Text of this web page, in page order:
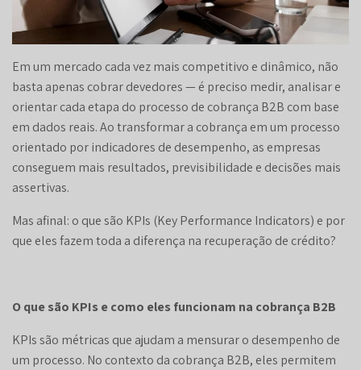
Em um mercado cada vez mais competitivo e dinâmico, não
basta apenas cobrar devedores — é preciso medir, analisar e
orientar cada etapa do processo de cobrança B2B com base
em dados reais. Ao transformar a cobrança em um processo
orientado por indicadores de desempenho, as empresas
conseguem mais resultados, previsibilidade e decisões mais
assertivas.
Mas afinal: o que são KPIs (Key Performance Indicators) e por
que eles fazem toda a diferença na recuperação de crédito?
O que são KPIs e como eles funcionam na cobrança B2B
KPIs são métricas que ajudam a mensurar o desempenho de
um processo. No contexto da cobrança B2B, eles permitem